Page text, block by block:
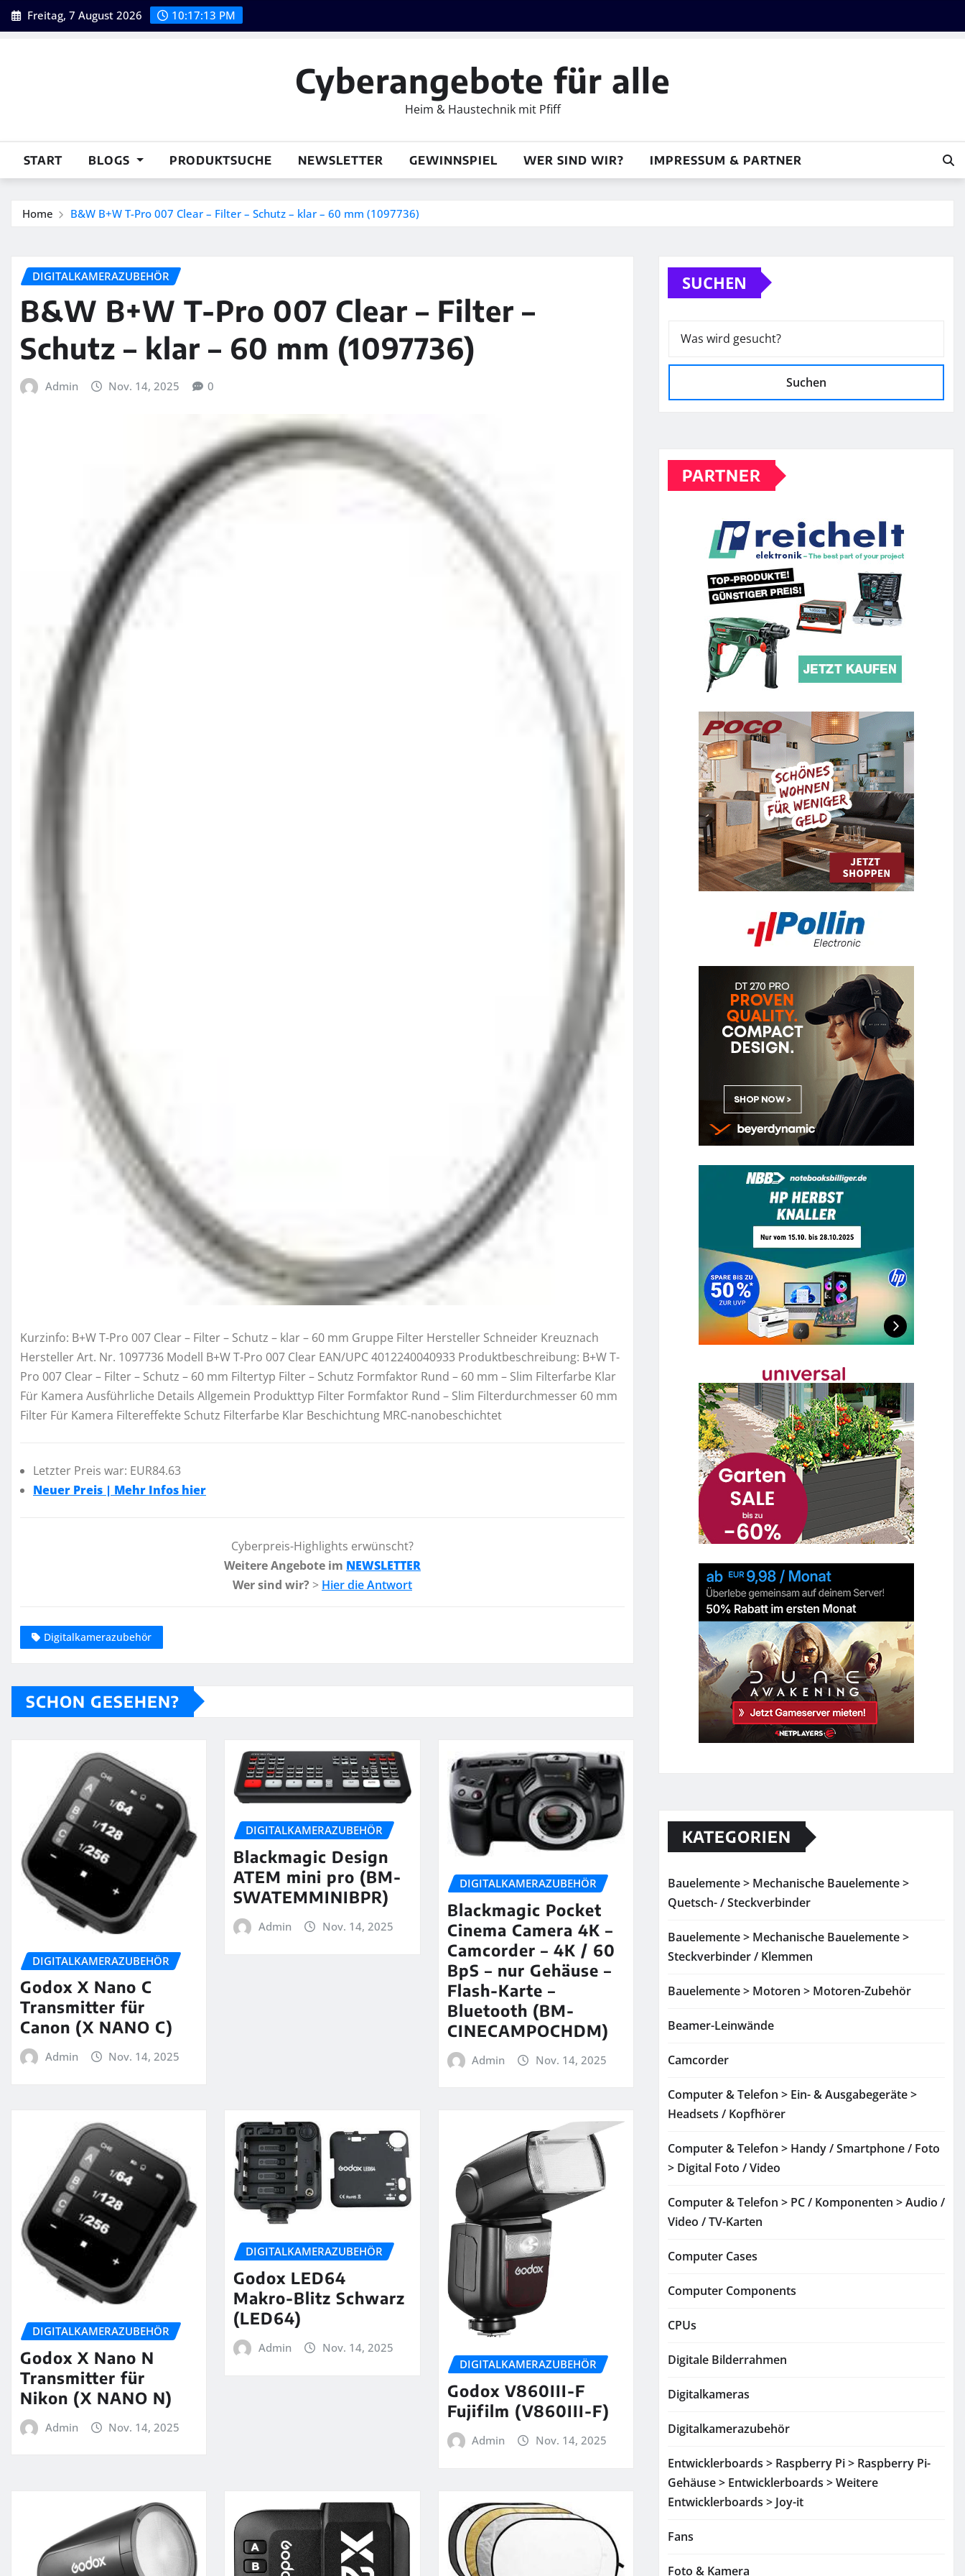
Skip
to
Freitag, 7 August 2026 10:17:14 PM
Cyberangebote für alle
Heim & Haustechnik mit Pfiff
START BLOGS PRODUKTSUCHE NEWSLETTER GEWINNSPIEL WER SIND WIR? IMPRESSUM & PARTNER
Home B&W B+W T-Pro 007 Clear – Filter – Schutz – klar – 60 mm (1097736)
DIGITALKAMERAZUBEHÖR
B&W B+W T-Pro 007 Clear – Filter –
Schutz – klar – 60 mm (1097736)
Admin Nov. 14, 2025 0
Kurzinfo: B+W T-Pro 007 Clear – Filter – Schutz – klar – 60 mm Gruppe Filter Hersteller Schneider Kreuznach
Hersteller Art. Nr. 1097736 Modell B+W T-Pro 007 Clear EAN/UPC 4012240040933 Produktbeschreibung: B+W T-
Pro 007 Clear – Filter – Schutz – 60 mm Filtertyp Filter – Schutz Formfaktor Rund – 60 mm – Slim Filterfarbe Klar
Für Kamera Ausführliche Details Allgemein Produkttyp Filter Formfaktor Rund – Slim Filterdurchmesser 60 mm
Filter Für Kamera Filtereffekte Schutz Filterfarbe Klar Beschichtung MRC-nanobeschichtet
Letzter Preis war: EUR84.63
Neuer Preis | Mehr Infos hier
Cyberpreis-Highlights erwünscht?
Weitere Angebote im NEWSLETTER
Wer sind wir? > Hier die Antwort
Digitalkamerazubehör
SCHON GESEHEN?
DIGITALKAMERAZUBEHÖR
Godox X Nano C
Transmitter für
Canon (X NANO C)
Admin Nov. 14, 2025
DIGITALKAMERAZUBEHÖR
Blackmagic Design
ATEM mini pro (BM-
SWATEMMINIBPR)
Admin Nov. 14, 2025
DIGITALKAMERAZUBEHÖR
Blackmagic Pocket
Cinema Camera 4K –
Camcorder – 4K / 60
BpS – nur Gehäuse –
Flash-Karte –
Bluetooth (BM-
CINECAMPOCHDM)
Admin Nov. 14, 2025
DIGITALKAMERAZUBEHÖR
Godox X Nano N
Transmitter für
Nikon (X NANO N)
Admin Nov. 14, 2025
DIGITALKAMERAZUBEHÖR
Godox LED64
Makro-Blitz Schwarz
(LED64)
Admin
Nov. 14, 2025
DIGITALKAMERAZUBEHÖR
Godox V860III-F
Fujifilm (V860III-F)
Admin Nov. 14, 2025
SUCHEN
Suchen
PARTNER
KATEGORIEN
Bauelemente > Mechanische Bauelemente >
Quetsch- / Steckverbinder
Bauelemente > Mechanische Bauelemente >
Steckverbinder / Klemmen
Bauelemente > Motoren > Motoren-Zubehör
Beamer-Leinwände
Camcorder
Computer & Telefon > Ein- & Ausgabegeräte >
Headsets / Kopfhörer
Computer & Telefon > Handy / Smartphone / Foto
> Digital Foto / Video
Computer & Telefon > PC / Komponenten > Audio /
Video / TV-Karten
Computer Cases
Computer Components
CPUs
Digitale Bilderrahmen
Digitalkameras
Digitalkamerazubehör
Entwicklerboards > Raspberry Pi > Raspberry Pi-
Gehäuse > Entwicklerboards > Weitere
Entwicklerboards > Joy-it
Fans
Foto & Kamera